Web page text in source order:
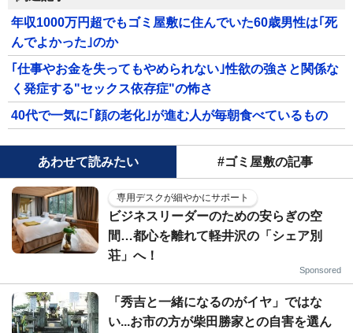
年収1000万円超でもゴミ屋敷に住んでいた60歳男性は｢死
んでよかった｣のか
｢仕事やお金を失ってもやめられない｣性欲の強さと関係な
く発症する"セックス依存症"の怖さ
40代で一気に｢顔の老化｣が進む人が毎朝食べているもの
あわせて読みたい #ゴミ屋敷の記事
専用デスクが細やかにサポート
ビジネスリーダーのための安らぎの空
間…都心を離れて軽井沢の「シェア別
荘」へ！
Sponsored
「秀吉と一緒になるのがイヤ」ではな
い...お市の方が柴田勝家との自害を選ん